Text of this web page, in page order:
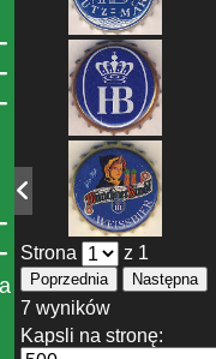
Strona z 1
Poprzednia Następna
7 wyników
Kapsli na stronę: